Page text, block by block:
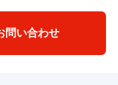
問い合わせ